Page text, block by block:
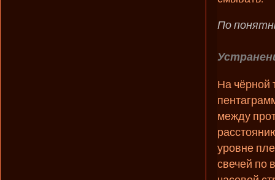
По
На чёрной
между
уровне
свечей по